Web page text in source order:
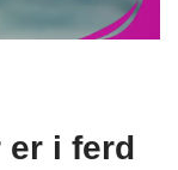
i ferd